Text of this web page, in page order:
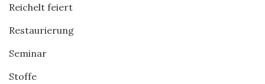
Reichelt feiert
Restaurierung
Seminar
Stoffe